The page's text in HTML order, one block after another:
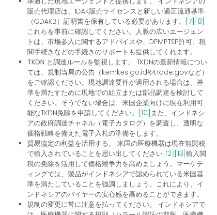
販売代理店は、IDAK販売ライセンスと新しい適正流通基準
（CDAKB）証明書を保有している必要があります。
[7]
[8]
これらを事前に確認してください。人脈の広いエージェン
トは、市場参入に関するアドバイスや、DPMPTSP許可、税
関手続きなどの手続きのサポートも提供してくれます。
TKDN と調達ルールを監視します。
TKDNの最新情報につい
ては、規制当局の公告（kemkes.go.idやtrade.govなど）
をご確認ください。現地調達要件が適用される場合は、基
準を満たすために現地での組立または部品調達を検討して
ください。そうでない場合は、米国企業向けに現在利用可
能なTKDN免除を申請してください。
[10] また、インドネシ
アの政府調達チャネル（電子カタログ）を調査し、透明な
価格戦略を備えた電子入札の準備をします。
貿易協定の利益を活用する。
米国の医療機器は現在無関税
で輸入されていることを思い出してください [12] [13] 輸入関
税の免除を活用して価格競争力を高めましょう。マーケテ
ィングでは、製品がインドネシアで認められている米国基
準を満たしていることを強調しましょう。これにより、イ
ンドネシアのバイヤーの安心感を高めることができます。
規制の変更に常に注意を払ってください。
インドネシアで